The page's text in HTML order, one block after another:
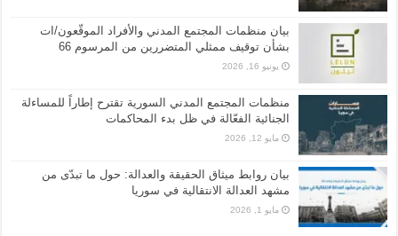
بيان منظمات المجتمع المدني والأفراد الموقّعون/ات
بشأن توقيف ممثلي المتضررين من المرسوم 66
يونيو 16, 2026
منظمات المجتمع المدني السورية تقترح إطاراً للمساءلة
الجنائية الفعّالة في ظل بدء المحاكمات
مايو 12, 2026
بيان روابط ميثاق الحقيقة والعدالة: حول ما تبدّى من
مشهد العدالة الانتقالية في سوريا
مايو 1, 2026